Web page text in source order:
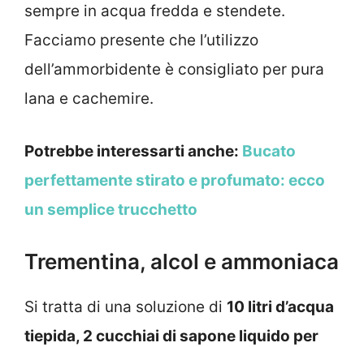
sempre in acqua fredda e stendete.
Facciamo presente che l’utilizzo
dell’ammorbidente è consigliato per pura
lana e cachemire.
Potrebbe interessarti anche: Bucato
perfettamente stirato e profumato: ecco
un semplice trucchetto
Trementina, alcol e ammoniaca
Si tratta di una soluzione di 10 litri d’acqua
tiepida, 2 cucchiai di sapone liquido per